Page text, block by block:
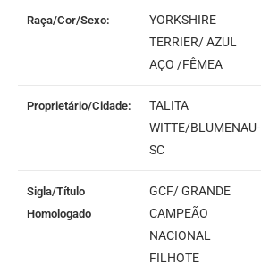
Raça/Cor/Sexo:
YORKSHIRE
TERRIER/ AZUL
AÇO /FÊMEA
Proprietário/Cidade:
TALITA
WITTE/BLUMENAU-
SC
Sigla/Título
Homologado
GCF/ GRANDE
CAMPEÃO
NACIONAL
FILHOTE